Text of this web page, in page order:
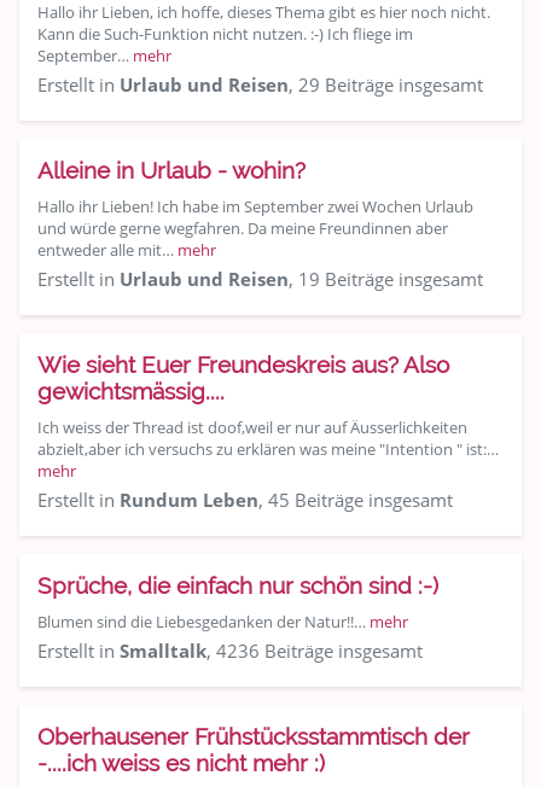
Hallo ihr Lieben, ich hoffe, dieses Thema gibt es hier noch nicht.
Kann die Such-Funktion nicht nutzen. :-) Ich fliege im
September… mehr
Erstellt in Urlaub und Reisen, 29 Beiträge insgesamt
Alleine in Urlaub - wohin?
Hallo ihr Lieben! Ich habe im September zwei Wochen Urlaub
und würde gerne wegfahren. Da meine Freundinnen aber
entweder alle mit… mehr
Erstellt in Urlaub und Reisen, 19 Beiträge insgesamt
Wie sieht Euer Freundeskreis aus? Also
gewichtsmässig....
Ich weiss der Thread ist doof,weil er nur auf Äusserlichkeiten
abzielt,aber ich versuchs zu erklären was meine "Intention " ist:…
mehr
Erstellt in Rundum Leben, 45 Beiträge insgesamt
Sprüche, die einfach nur schön sind :-)
Blumen sind die Liebesgedanken der Natur!!… mehr
Erstellt in Smalltalk, 4236 Beiträge insgesamt
Oberhausener Frühstücksstammtisch der
-....ich weiss es nicht mehr :)